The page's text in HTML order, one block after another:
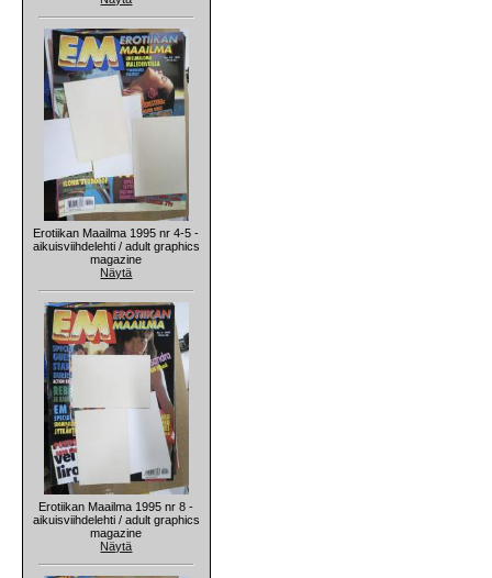
Erotiikan Maailma 1995 nr 4-5 -
aikuisviihdelehti / adult graphics
magazine
Näytä
Erotiikan Maailma 1995 nr 8 -
aikuisviihdelehti / adult graphics
magazine
Näytä